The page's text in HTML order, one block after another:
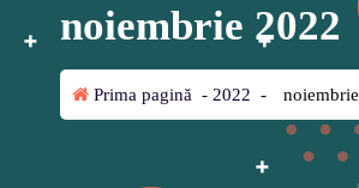
noiembrie 2022
Prima pagină - 2022 - noiembrie